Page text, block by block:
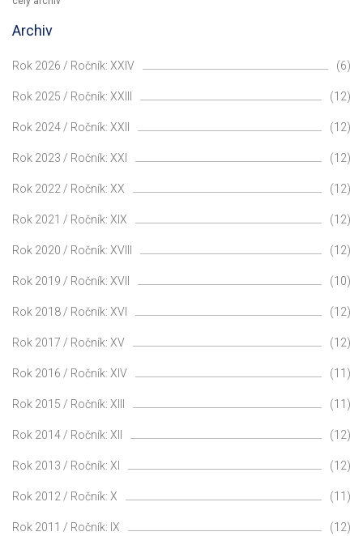
Archiv
Rok 2026 / Ročník: XXIV (6)
Rok 2025 / Ročník: XXIII (12)
Rok 2024 / Ročník: XXII (12)
Rok 2023 / Ročník: XXI (12)
Rok 2022 / Ročník: XX (12)
Rok 2021 / Ročník: XIX (12)
Rok 2020 / Ročník: XVIII (12)
Rok 2019 / Ročník: XVII (10)
Rok 2018 / Ročník: XVI (12)
Rok 2017 / Ročník: XV (12)
Rok 2016 / Ročník: XIV (11)
Rok 2015 / Ročník: XIII (11)
Rok 2014 / Ročník: XII (12)
Rok 2013 / Ročník: XI (12)
Rok 2012 / Ročník: X (11)
Rok 2011 / Ročník: IX (12)